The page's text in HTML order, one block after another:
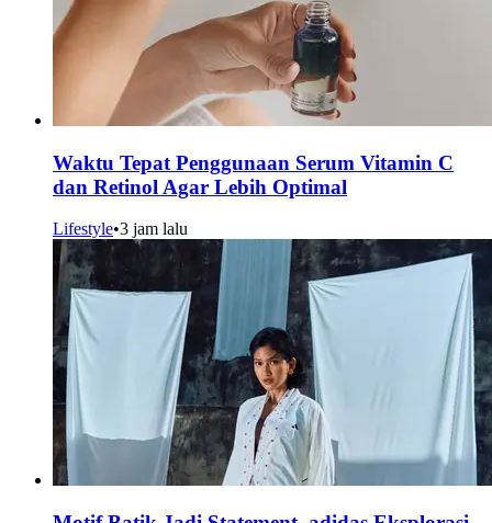
Waktu Tepat Penggunaan Serum Vitamin C
dan Retinol Agar Lebih Optimal
Lifestyle•3 jam lalu